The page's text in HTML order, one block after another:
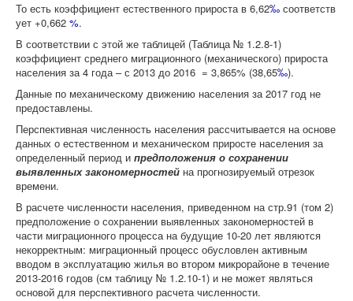
То есть коэффициент естественного прироста в 6,62‰ соответств
ует +0,662 %.
В соответствии с этой же таблицей (Таблица № 1.2.8-1)
коэффициент среднего миграционного (механического) прироста
населения за 4 года – с 2013 до 2016 = 3,865% (38,65‰).
Данные по механическому движению населения за 2017 год не
предоставлены.
Перспективная численность населения рассчитывается на основе
данных о естественном и механическом приросте населения за
определенный период и предположения о сохранении
выявленных закономерностей на прогнозируемый отрезок
времени.
В расчете численности населения, приведенном на стр.91 (том 2)
предположение о сохранении выявленных закономерностей в
части миграционного процесса на будущие 10-20 лет являются
некорректным: миграционный процесс обусловлен активным
вводом в эксплуатацию жилья во втором микрорайоне в течение
2013-2016 годов (см таблицу № 1.2.10-1) и не может являться
основой для перспективного расчета численности.